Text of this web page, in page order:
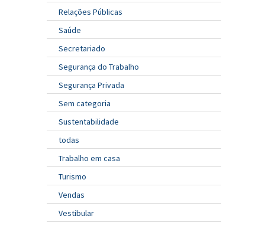
Relações Públicas
Saúde
Secretariado
Segurança do Trabalho
Segurança Privada
Sem categoria
Sustentabilidade
todas
Trabalho em casa
Turismo
Vendas
Vestibular